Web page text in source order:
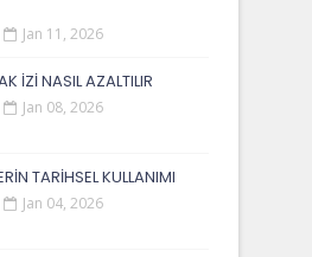
Jan 11, 2026
İZİ NASIL AZALTILIR
Jan 08, 2026
TARİHSEL KULLANIMI
Jan 04, 2026